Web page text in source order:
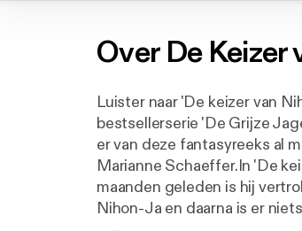
Over De Keizer
Luister naar 'De keizer van
bestsellerserie 'De Grijze
er van deze fantasyreeks al
Marianne Schaeffer.In 'De
maanden geleden is hij
Nihon-Ja en daarna is er